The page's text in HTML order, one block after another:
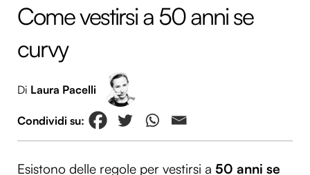
Come vestirsi a 50 anni se
curvy
Di Laura Pacelli
Esistono delle regole per vestirsi a 50 anni se